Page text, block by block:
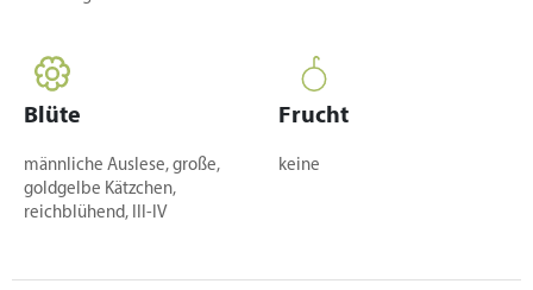
Blüte
männliche Auslese, große,
goldgelbe Kätzchen,
reichblühend, III-IV
Frucht
keine